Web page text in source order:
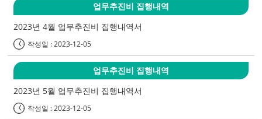
업무추진비 집행내역
2023년 4월 업무추진비 집행내역서
작성일 : 2023-12-05
업무추진비 집행내역
2023년 5월 업무추진비 집행내역서
작성일 : 2023-12-05